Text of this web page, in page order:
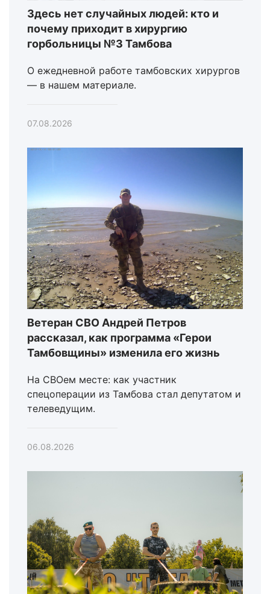
Здесь нет случайных людей: кто и
почему приходит в хирургию
горбольницы №3 Тамбова
О ежедневной работе тамбовских хирургов
— в нашем материале.
07.08.2026
Ветеран СВО Андрей Петров
рассказал, как программа «Герои
Тамбовщины» изменила его жизнь
На СВОем месте: как участник
спецоперации из Тамбова стал депутатом и
телеведущим.
06.08.2026